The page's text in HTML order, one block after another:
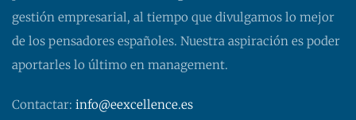
gestión empresarial, al tiempo que divulgamos lo mejor
de los pensadores españoles. Nuestra aspiración es poder
aportarles lo último en management.
Contactar: info@eexcellence.es